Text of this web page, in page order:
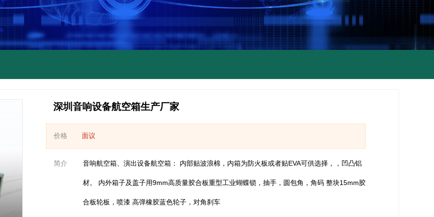
深圳音响设备航空箱生产厂家
价格 面议
简介 音响航空箱、演出设备航空箱： 内部贴波浪棉，内箱为防火板或者贴EVA可供选择，，凹凸铝
材。 内外箱子及盖子用9mm高质量胶合板重型工业蝴蝶锁，抽手，圆包角，角码 整块15mm胶
合板轮板，喷漆 高弹橡胶蓝色轮子，对角刹车